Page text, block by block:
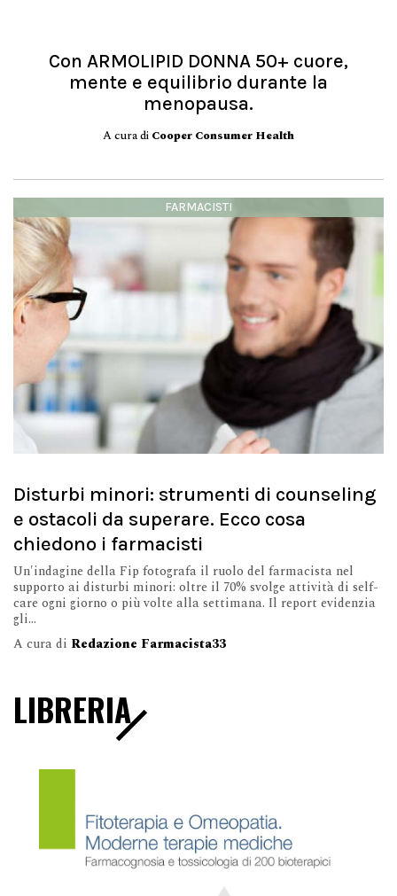
Con ARMOLIPID DONNA 50+ cuore,
mente e equilibrio durante la
menopausa.
A cura di Cooper Consumer Health
FARMACISTI
Disturbi minori: strumenti di counseling
e ostacoli da superare. Ecco cosa
chiedono i farmacisti
Un'indagine della Fip fotografa il ruolo del farmacista nel
supporto ai disturbi minori: oltre il 70% svolge attività di self-
care ogni giorno o più volte alla settimana. Il report evidenzia
gli...
A cura di Redazione Farmacista33
LIBRERIA